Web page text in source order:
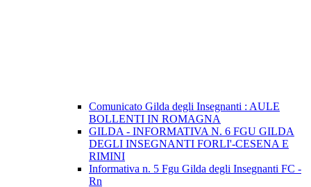
Comunicato Gilda degli Insegnanti : AULE
BOLLENTI IN ROMAGNA
GILDA - INFORMATIVA N. 6 FGU GILDA
DEGLI INSEGNANTI FORLI'-CESENA E
RIMINI
Informativa n. 5 Fgu Gilda degli Insegnanti FC -
Rn